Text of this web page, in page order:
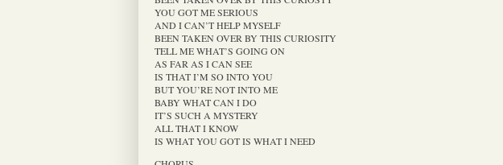
YOU GOT ME SERIOUS
AND I CAN’T HELP MYSELF
BEEN TAKEN OVER BY THIS CURIOSITY
TELL ME WHAT’S GOING ON
AS FAR AS I CAN SEE
IS THAT I’M SO INTO YOU
BUT YOU’RE NOT INTO ME
BABY WHAT CAN I DO
IT’S SUCH A MYSTERY
ALL THAT I KNOW
IS WHAT YOU GOT IS WHAT I NEED